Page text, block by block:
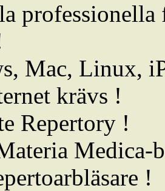
Mac, Linux,
krävs !
Repertory !
Medica-
!